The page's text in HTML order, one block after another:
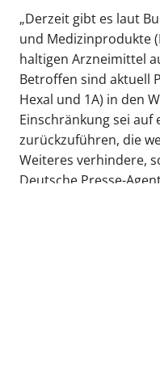
„Derzeit gibt es laut
und Medizinprodukte
haltigen Arzneimittel
Betroffen sind aktuell
Hexal und 1A) in den
Einschränkung sei
zurückzuführen, die
Weiteres verhindere,
Deutsche Presse-